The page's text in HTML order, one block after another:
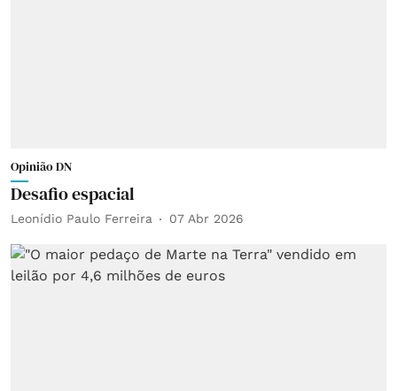
Opinião DN
Desafio espacial
Leonídio Paulo Ferreira 07 Abr 2026